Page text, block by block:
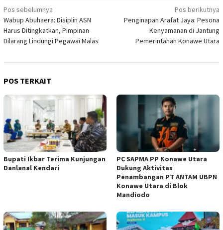
Navigasi
pos
Pos sebelumnya
Wabup Abuhaera: Disiplin ASN
Harus Ditingkatkan, Pimpinan
Dilarang Lindungi Pegawai Malas
Pos berikutnya
Penginapan Arafat Jaya: Pesona
Kenyamanan di Jantung
Pemerintahan Konawe Utara
POS TERKAIT
Bupati Ikbar Terima Kunjungan
Danlanal Kendari
PC SAPMA PP Konawe Utara
Dukung Aktivitas
Penambangan PT ANTAM UBPN
Konawe Utara di Blok
Mandiodo